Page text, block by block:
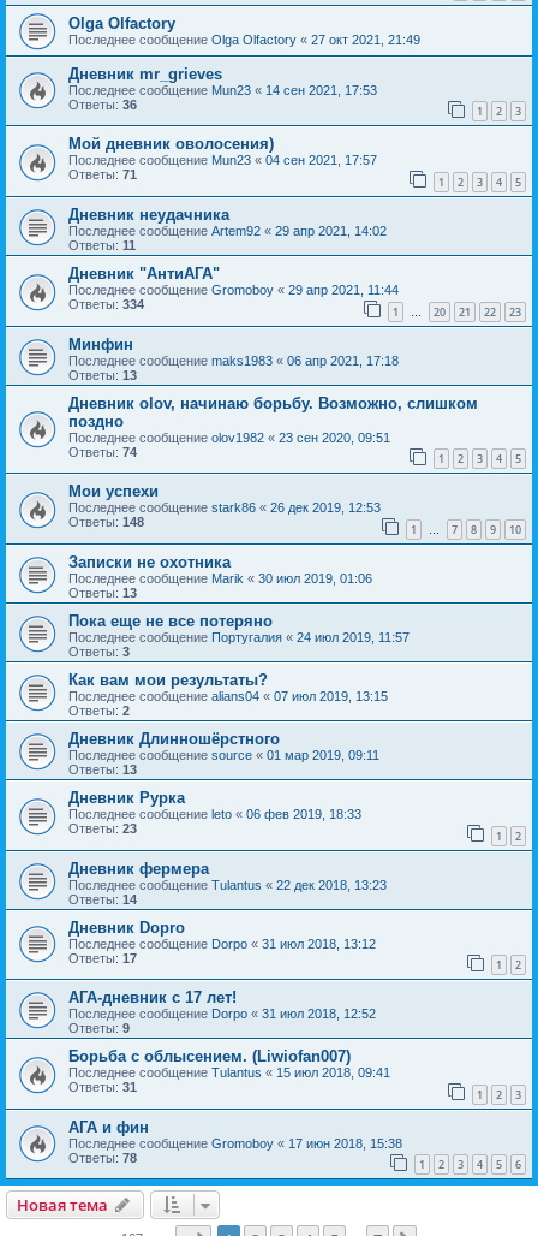
Olga Olfactory
Последнее сообщение Olga Olfactory « 27 окт 2021, 21:49
Дневник mr_grieves
Последнее сообщение Mun23 « 14 сен 2021, 17:53
Ответы: 36 1 2 3
Мой дневник оволосения)
Последнее сообщение Mun23 « 04 сен 2021, 17:57
Ответы: 71 1 2 3 4 5
Дневник неудачника
Последнее сообщение Artem92 « 29 апр 2021, 14:02
Ответы: 11
Дневник "АнтиАГА"
Последнее сообщение Gromoboy « 29 апр 2021, 11:44
Ответы: 334 1 … 20 21 22 23
Минфин
Последнее сообщение maks1983 « 06 апр 2021, 17:18
Ответы: 13
Дневник olov, начинаю борьбу. Возможно, слишком
поздно
Последнее сообщение olov1982 « 23 сен 2020, 09:51
Ответы: 74 1 2 3 4 5
Мои успехи
Последнее сообщение stark86 « 26 дек 2019, 12:53
Ответы: 148 1 … 7 8 9 10
Записки не охотника
Последнее сообщение Marik « 30 июл 2019, 01:06
Ответы: 13
Пока еще не все потеряно
Последнее сообщение Португалия « 24 июл 2019, 11:57
Ответы: 3
Как вам мои результаты?
Последнее сообщение alians04 « 07 июл 2019, 13:15
Ответы: 2
Дневник Длинношёрстного
Последнее сообщение source « 01 мар 2019, 09:11
Ответы: 13
Дневник Рурка
Последнее сообщение leto « 06 фев 2019, 18:33
Ответы: 23 1 2
Дневник фермера
Последнее сообщение Tulantus « 22 дек 2018, 13:23
Ответы: 14
Дневник Dopro
Последнее сообщение Dorpo « 31 июл 2018, 13:12
Ответы: 17 1 2
АГА-дневник с 17 лет!
Последнее сообщение Dorpo « 31 июл 2018, 12:52
Ответы: 9
Борьба с облысением. (Liwiofan007)
Последнее сообщение Tulantus « 15 июл 2018, 09:41
Ответы: 31 1 2 3
АГА и фин
Последнее сообщение Gromoboy « 17 июн 2018, 15:38
Ответы: 78 1 2 3 4 5 6
Новая тема